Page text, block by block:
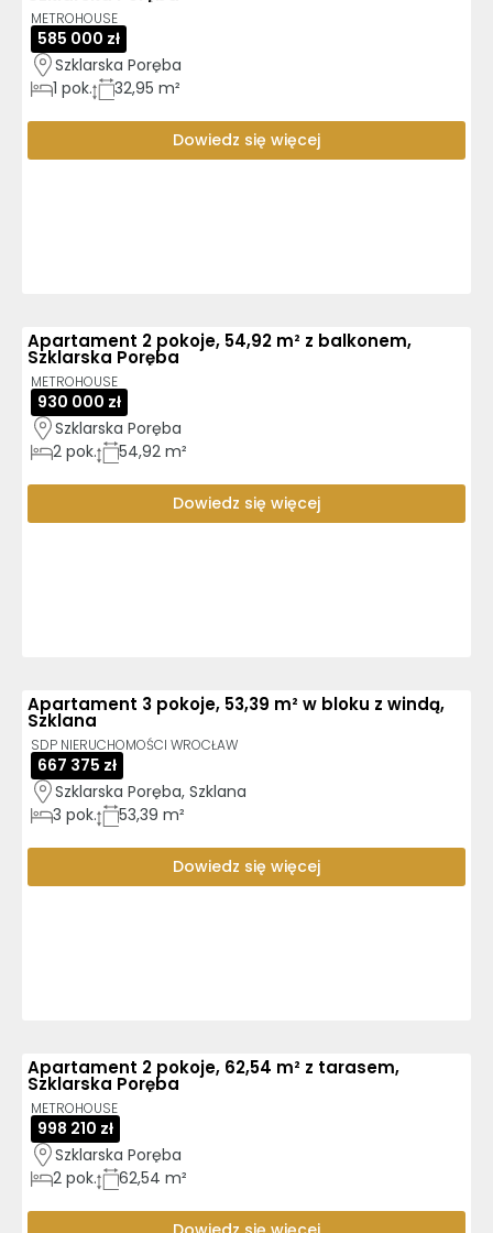
METROHOUSE
585 000 zł
Szklarska Poręba
1 pok. 32,95 m²
Dowiedz się więcej
Apartament 2 pokoje, 54,92 m² z balkonem,
Szklarska Poręba
METROHOUSE
930 000 zł
Szklarska Poręba
2 pok. 54,92 m²
Dowiedz się więcej
Apartament 3 pokoje, 53,39 m² w bloku z windą,
Szklana
SDP NIERUCHOMOŚCI WROCŁAW
667 375 zł
Szklarska Poręba, Szklana
3 pok. 53,39 m²
Dowiedz się więcej
Apartament 2 pokoje, 62,54 m² z tarasem,
Szklarska Poręba
METROHOUSE
998 210 zł
Szklarska Poręba
2 pok. 62,54 m²